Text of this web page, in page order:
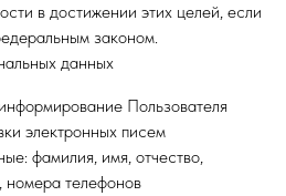
в достижении этих целей, если
законом.
данных
Пользователя
электронных писем
фамилия, имя, отчество,
номера телефонов